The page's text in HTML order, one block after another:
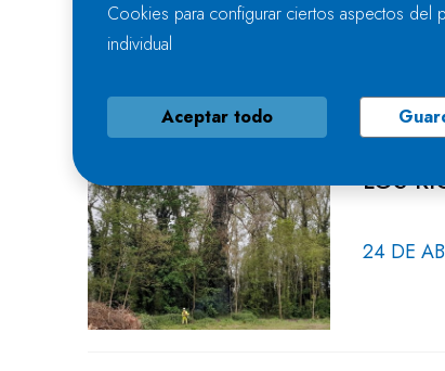
LA CH
LOS
24 DE
Cookies para configurar ciertos aspectos del
individual
Aceptar todo